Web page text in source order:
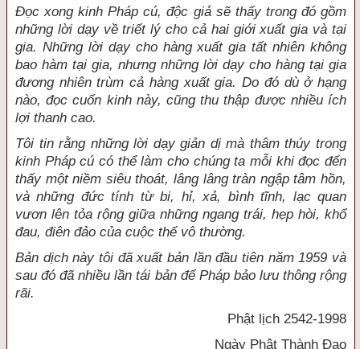
Đọc xong kinh Pháp cú, độc giả sẽ thấy trong đó gồm
những lời dạy về triết lý cho cả hai giới xuất gia và tại
gia. Những lời dạy cho hàng xuất gia tất nhiên không
bao hàm tại gia, nhưng những lời dạy cho hàng tại gia
đương nhiên trùm cả hàng xuất gia. Do đó dù ở hạng
nào, đọc cuốn kinh này, cũng thu thập được nhiều ích
lợi thanh cao.
Tôi tin rằng những lời dạy giản dị mà thâm thúy trong
kinh Pháp cú có thể làm cho chúng ta mỗi khi đọc đến
thấy một niềm siêu thoát, lâng lâng tràn ngập tâm hồn,
và những đức tính từ bi, hỉ, xả, bình tĩnh, lạc quan
vươn lên tỏa rộng giữa những ngang trái, hẹp hòi, khổ
đau, điên đảo của cuộc thế vô thường.
Bản dịch này tôi đã xuất bản lần đầu tiên năm 1959 và
sau đó đã nhiều lần tái bản để Pháp bảo lưu thông rộng
rãi.
Phật lịch 2542-1998
Ngày Phật Thành Đạo